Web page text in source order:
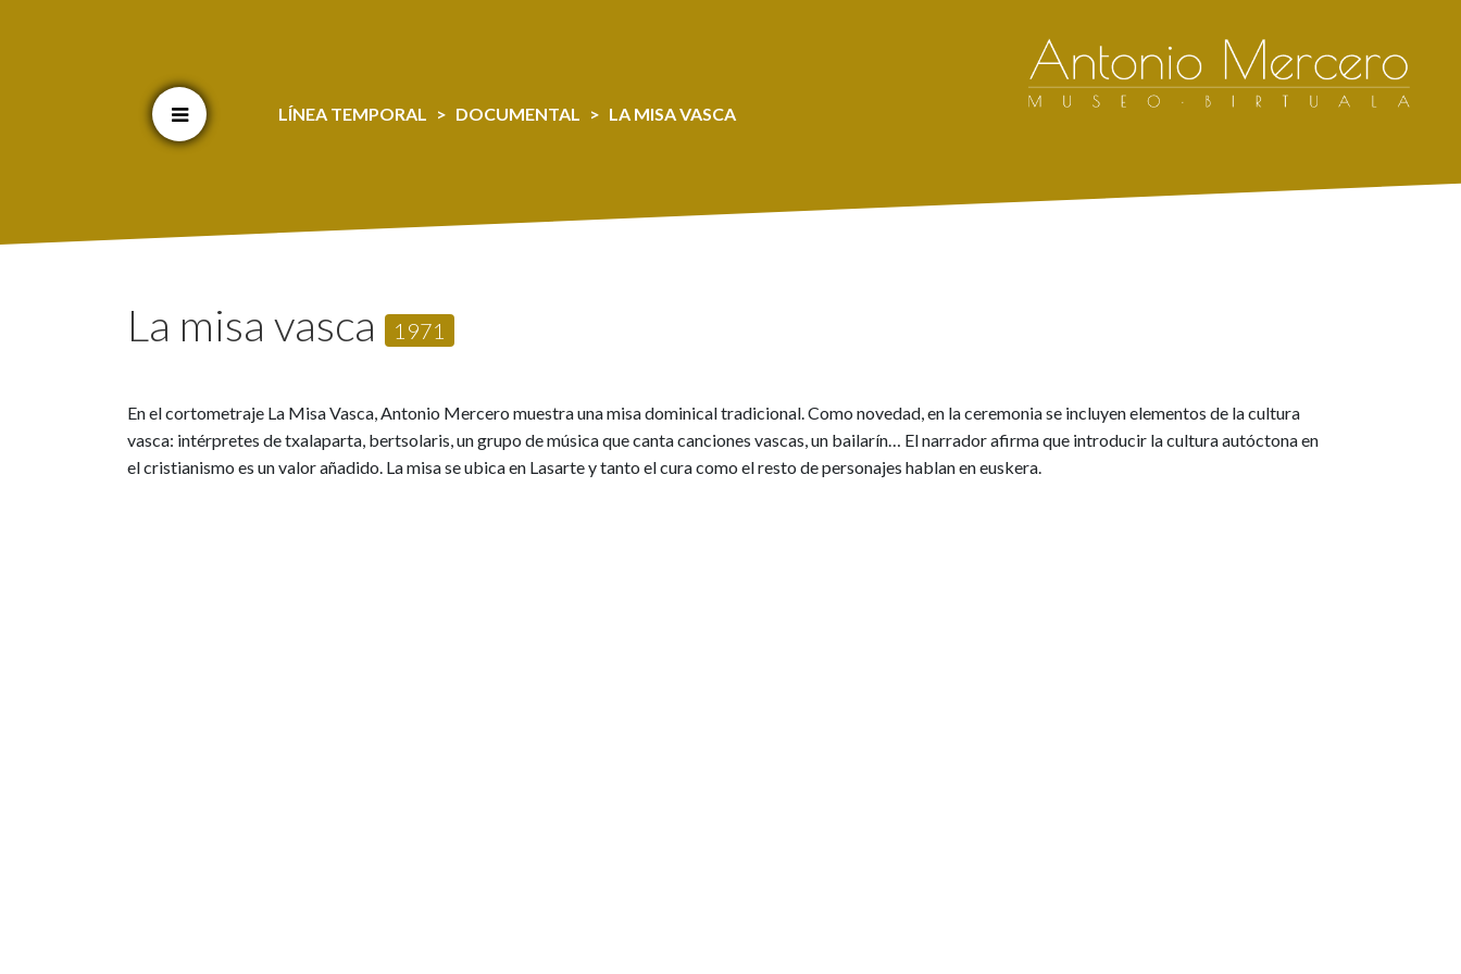
LÍNEA TEMPORAL DOCUMENTAL LA MISA VASCA
La misa vasca 1971
En el cortometraje La Misa Vasca, Antonio Mercero muestra una misa dominical tradicional. Como novedad, en la ceremonia se incluyen elementos de la cultura
vasca: intérpretes de txalaparta, bertsolaris, un grupo de música que canta canciones vascas, un bailarín… El narrador afirma que introducir la cultura autóctona en
el cristianismo es un valor añadido. La misa se ubica en Lasarte y tanto el cura como el resto de personajes hablan en euskera.